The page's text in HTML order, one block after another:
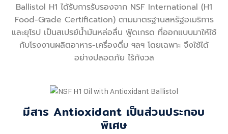
Ballistol H1 ได้รับการรับรองจาก NSF International (H1
Food-Grade Certification) ตามมาตรฐานสหรัฐอเมริการ
และยุโรป เป็นสเปรย์น้ำมันหล่อลื่น ฟู้ดเกรด ที่ออกแบบมาให้ใช้
กับโรงงานผลิตอาหาร-เครื่องดื่ม ฯลฯ โดยเฉพาะ จึงใช้ได้
อย่างปลอดภัย ไร้กังวล
มีสาร Antioxidant เป็นส่วนประกอบ
พิเศษ